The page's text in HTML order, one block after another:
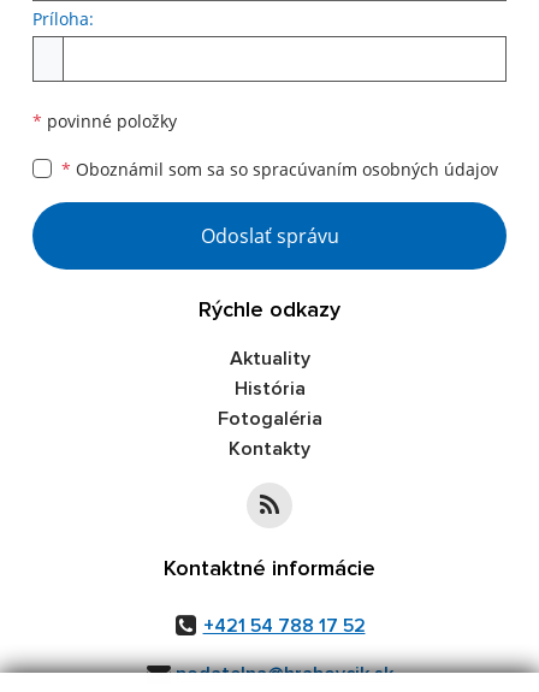
Príloha:
* povinné položky
* Oboznámil som sa so spracúvaním osobných údajov
Google reCaptcha Response
Odoslať správu
Rýchle odkazy
Aktuality
História
Fotogaléria
Kontakty
Kontaktné informácie
+421 54 788 17 52
podatelna@hrabovcik.sk